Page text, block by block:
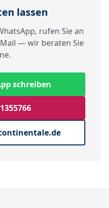
lassen
rufen Sie an
— wir beraten Sie
schreiben